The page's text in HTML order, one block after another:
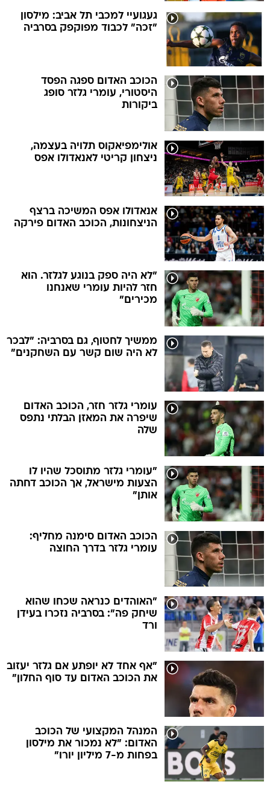
געגועיי למכבי תל אביב: מילסון
"זכה" לכבוד מפוקפק בסרביה
הכוכב האדום ספגה הפסד
היסטורי, עומרי גלזר סופג
ביקורות
אולימפיאקוס תלויה בעצמה,
ניצחון קריטי לאנאדולו אפס
אנאדולו אפס המשיכה ברצף
הניצחונות, הכוכב האדום פירקה
"לא היה ספק בנוגע לגלזר. הוא
חזר להיות עומרי שאנחנו
מכירים"
ממשיך לחטוף, גם בסרביה: "לבכר
לא היה שום קשר עם השחקנים"
עומרי גלזר חזר, הכוכב האדום
שיפרה את המאזן הבלתי נתפס
שלה
"עומרי גלזר מתוסכל שהיו לו
הצעות מישראל, אך הכוכב דחתה
אותן"
הכוכב האדום סימנה מחליף:
עומרי גלזר בדרך החוצה
"האוהדים כנראה שכחו שהוא
שיחק פה": בסרביה נזכרו בעידן
ורד
"אף אחד לא יופתע אם גלזר יעזוב
את הכוכב האדום עד סוף החלון"
המנהל המקצועי של הכוכב
האדום: "לא נמכור את מילסון
בפחות מ-7 מיליון יורו"